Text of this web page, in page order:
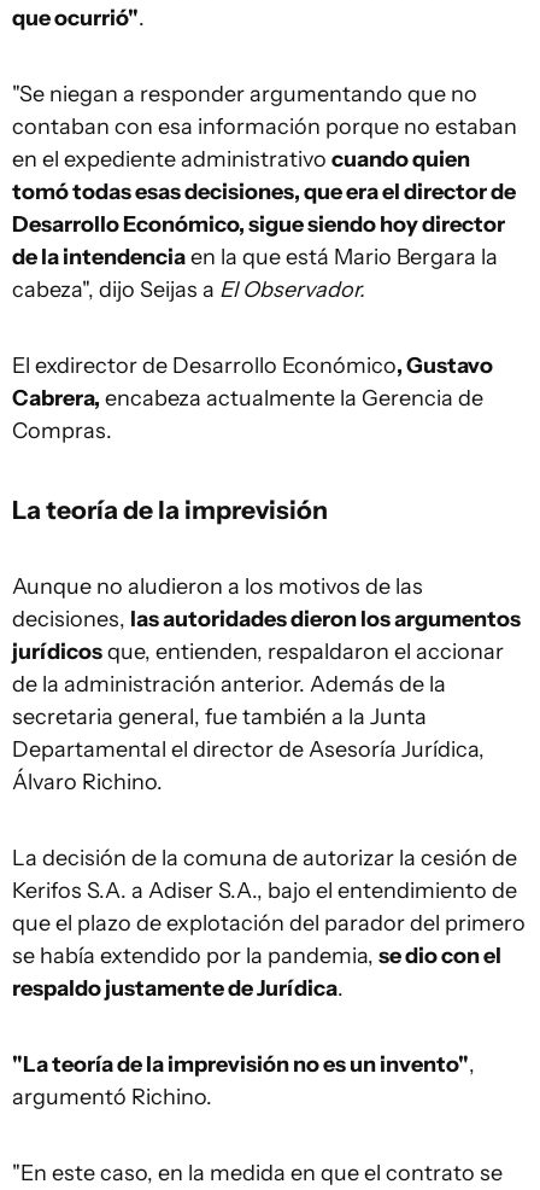
que ocurrió".
"Se niegan a responder argumentando que no
contaban con esa información porque no estaban
en el expediente administrativo cuando quien
tomó todas esas decisiones, que era el director de
Desarrollo Económico, sigue siendo hoy director
de la intendenciaen la que está Mario Bergara la
cabeza", dijo Seijas a El Observador.
El exdirector de Desarrollo Económico, Gustavo
Cabrera, encabeza actualmente la Gerencia de
Compras.
La teoría de la imprevisión
Aunque no aludieron a los motivos de las
decisiones, las autoridades dieron los argumentos
jurídicosque, entienden, respaldaron el accionar
de la administración anterior. Además de la
secretaria general, fue también a la Junta
Departamental el director de Asesoría Jurídica,
Álvaro Richino.
La decisión de la comuna de autorizar la cesión de
Kerifos S.A. a Adiser S.A., bajo el entendimiento de
que el plazo de explotación del parador del primero
se había extendido por la pandemia, se dio con el
respaldo justamente de Jurídica.
"La teoría de la imprevisión no es un invento",
argumentó Richino.
"En este caso, en la medida en que el contrato se